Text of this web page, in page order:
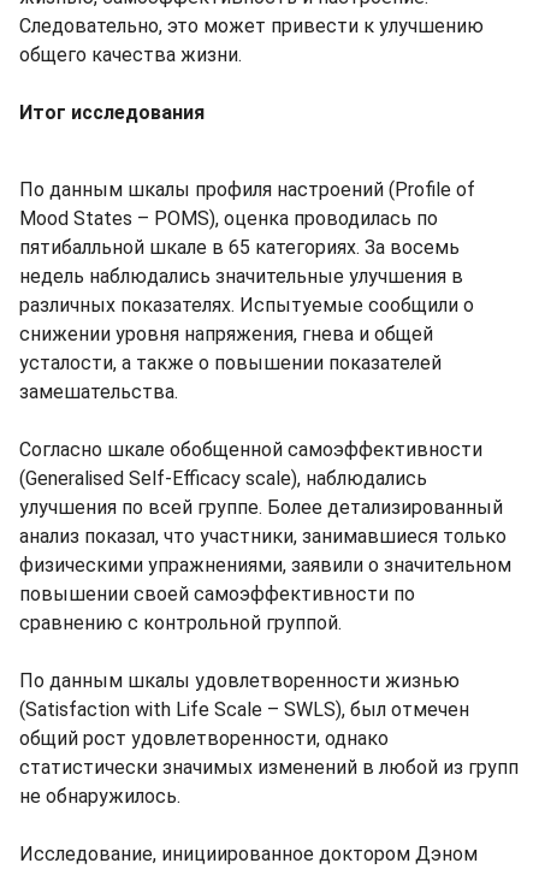
Следовательно, это может привести к улучшению
общего качества жизни.
Итог исследования
По данным шкалы профиля настроений (Profile of
Mood States – POMS), оценка проводилась по
пятибалльной шкале в 65 категориях. За восемь
недель наблюдались значительные улучшения в
различных показателях. Испытуемые сообщили о
снижении уровня напряжения, гнева и общей
усталости, а также о повышении показателей
замешательства.
Согласно шкале обобщенной самоэффективности
(Generalised Self-Efficacy scale), наблюдались
улучшения по всей группе. Более детализированный
анализ показал, что участники, занимавшиеся только
физическими упражнениями, заявили о значительном
повышении своей самоэффективности по
сравнению с контрольной группой.
По данным шкалы удовлетворенности жизнью
(Satisfaction with Life Scale – SWLS), был отмечен
общий рост удовлетворенности, однако
статистически значимых изменений в любой из групп
не обнаружилось.
Исследование, инициированное доктором Дэном